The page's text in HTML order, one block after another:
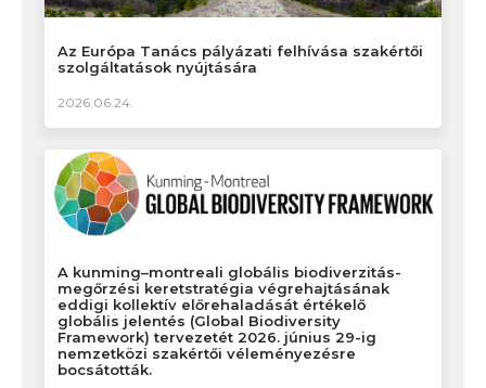
Az Európa Tanács pályázati felhívása szakértői
szolgáltatások nyújtására
2026.06.24.
A kunming–montreali globális biodiverzitás-
megőrzési keretstratégia végrehajtásának
eddigi kollektív előrehaladását értékelő
globális jelentés (Global Biodiversity
Framework) tervezetét 2026. június 29-ig
nemzetközi szakértői véleményezésre
bocsátották.